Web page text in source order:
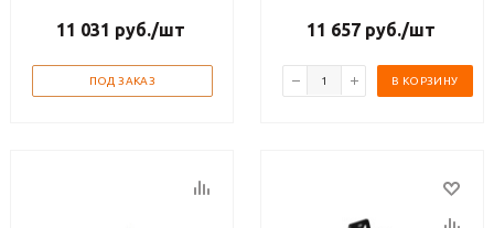
11 031 руб./шт
ПОД ЗАКАЗ
11 657руб./шт
В КОРЗИНУ